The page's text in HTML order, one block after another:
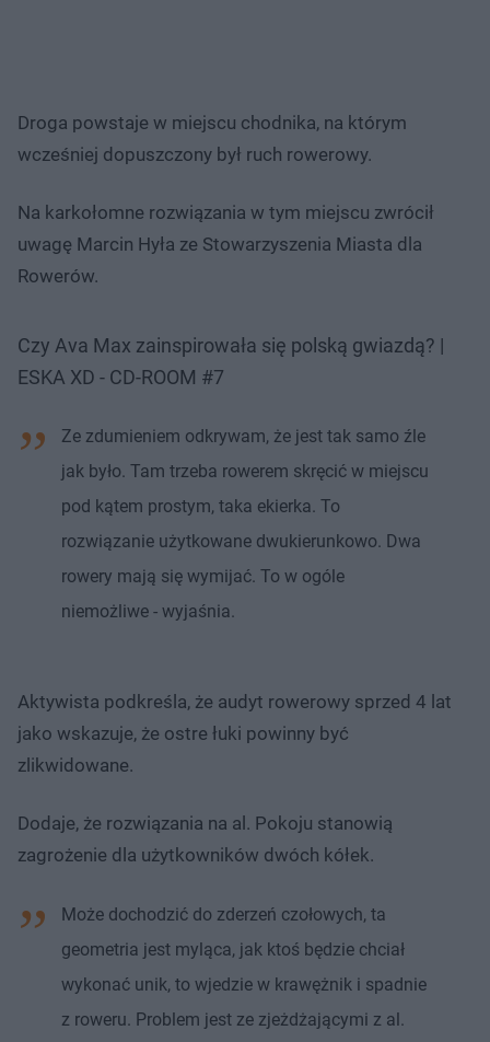
Droga powstaje w miejscu chodnika, na którym
wcześniej dopuszczony był ruch rowerowy.
Na karkołomne rozwiązania w tym miejscu zwrócił
uwagę Marcin Hyła ze Stowarzyszenia Miasta dla
Rowerów.
Czy Ava Max zainspirowała się polską gwiazdą? |
ESKA XD - CD-ROOM #7
Ze zdumieniem odkrywam, że jest tak samo źle
jak było. Tam trzeba rowerem skręcić w miejscu
pod kątem prostym, taka ekierka. To
rozwiązanie użytkowane dwukierunkowo. Dwa
rowery mają się wymijać. To w ogóle
niemożliwe - wyjaśnia.
Aktywista podkreśla, że audyt rowerowy sprzed 4 lat
jako wskazuje, że ostre łuki powinny być
zlikwidowane.
Dodaje, że rozwiązania na al. Pokoju stanowią
zagrożenie dla użytkowników dwóch kółek.
Może dochodzić do zderzeń czołowych, ta
geometria jest myląca, jak ktoś będzie chciał
wykonać unik, to wjedzie w krawężnik i spadnie
z roweru. Problem jest ze zjeżdżającymi z al.